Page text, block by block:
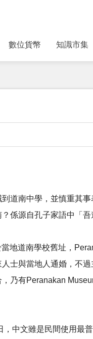
數位貨幣 知識市集
道南中學，並慎重其
係源自孔子家語中「吾
地道南學校舊址，
士與當地人通婚，不
乃有Peranakan
中文雖是民間使用